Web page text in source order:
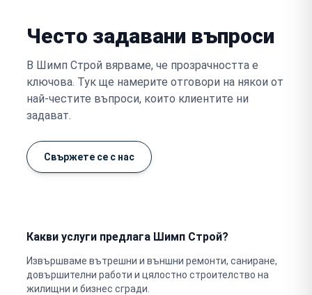
Често задавани въпроси
В Шимп Строй вярваме, че прозрачността е
ключова. Тук ще намерите отговори на някои от
най-честите въпроси, които клиентите ни
задават.
Свържете се с нас
Какви услуги предлага Шимп Строй?
Извършваме вътрешни и външни ремонти, саниране,
довършителни работи и цялостно строителство на
жилищни и бизнес сгради.